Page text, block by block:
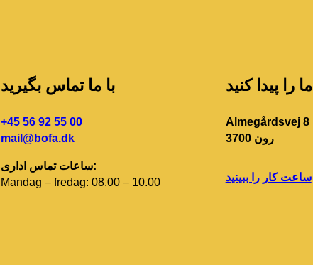
با ما تماس بگیرید
+45 56 92 55 00
mail@bofa.dk
ساعات تماس اداری:
Mandag – fredag: 08.00 – 10.00
ما را پیدا کنید
Almegårdsvej 8
3700 رون
ساعت کار را ببینید